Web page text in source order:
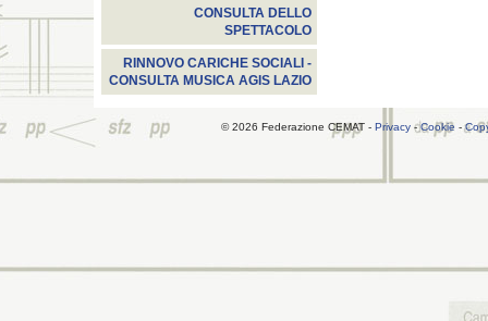
CONSULTA DELLO
SPETTACOLO
RINNOVO CARICHE SOCIALI -
CONSULTA MUSICA AGIS LAZIO
© 2026 Federazione CEMAT - Privacy -Cookie -